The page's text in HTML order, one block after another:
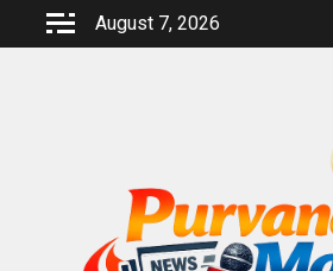
August 7, 2026